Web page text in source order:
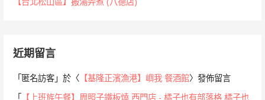
近期留言
「匿名訪客 」於〈 【基隆正濱漁港】嶼我 餐酒館〉發佈留言
「 【上班族午餐】周照子鐵板燒 西門店 - 橘子也有部落格 橘子也